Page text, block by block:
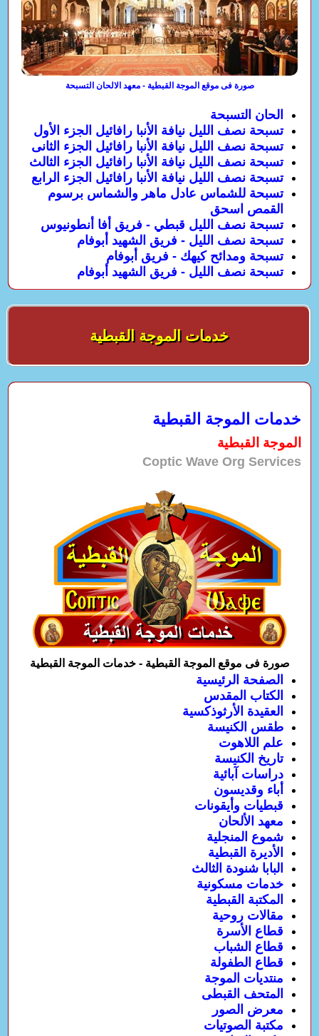
صورة فى موقع الموجة القبطية - معهد الالحان التسبحة
الحان التسبحة
تسبحة نصف الليل نيافة الأنبا رافائيل الجزء الأول
تسبحة نصف الليل نيافة الأنبا رافائيل الجزء الثانى
تسبحة نصف الليل نيافة الأنبا رافائيل الجزء الثالث
تسبحة نصف الليل نيافة الأنبا رافائيل الجزء الرابع
تسبحة للشماس عادل ماهر والشماس برسوم
القمص اسحق
تسبحة نصف الليل قبطي - فريق أفا أنطونيوس
تسبحة نصف الليل - فريق الشهيد أبوفام
تسبحة ومدائح كيهك - فريق أبوفام
تسبحة نصف الليل - فريق الشهيد أبوفام
خدمات الموجة القبطية
خدمات الموجة القبطية
الموجة القبطية
Coptic Wave Org Services
صورة فى موقع الموجة القبطية - خدمات الموجة القبطية
الصفحة الرئيسية
الكتاب المقدس
العقيدة الأرثوذكسية
طقس الكنيسة
علم اللاهوت
تاريخ الكنيسة
دراسات آبائية
أباء وقديسون
قبطيات وأيقونات
معهد الألحان
شموع المنجلية
الأديرة القبطية
البابا شنودة الثالث
خدمات مسكونية
المكتبة القبطية
مقالات روحية
قطاع الأسرة
قطاع الشباب
قطاع الطفولة
منتديات الموجة
المتحف القبطى
معرض الصور
مكتبة الصوتيات